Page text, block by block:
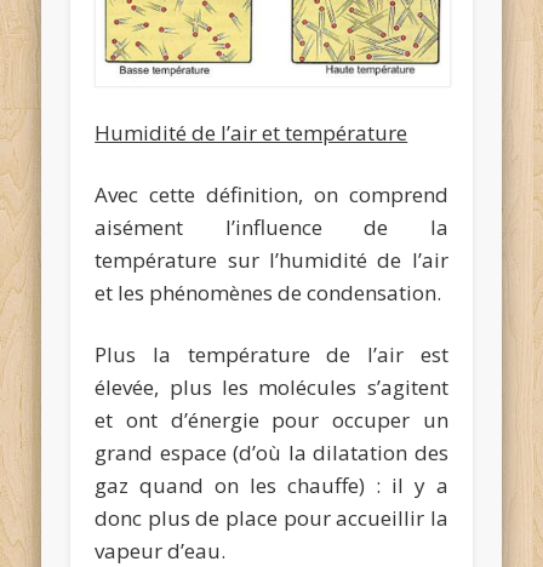
Humidité de l’air et température
Avec cette définition, on comprend
aisément l’influence de la
température sur l’humidité de l’air
et les phénomènes de condensation.
Plus la température de l’air est
élevée, plus les molécules s’agitent
et ont d’énergie pour occuper un
grand espace (d’où la dilatation des
gaz quand on les chauffe) : il y a
donc plus de place pour accueillir la
vapeur d’eau.